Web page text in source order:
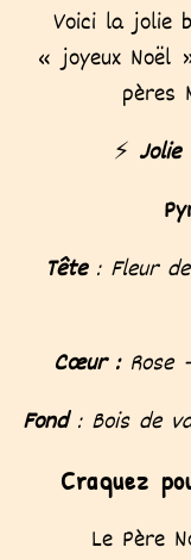
Voici la jolie
« joyeux Noël
pères
⚡
Tête: Fleur
Cœur :Rose
Fond: Bois de
Craquez
Le Père